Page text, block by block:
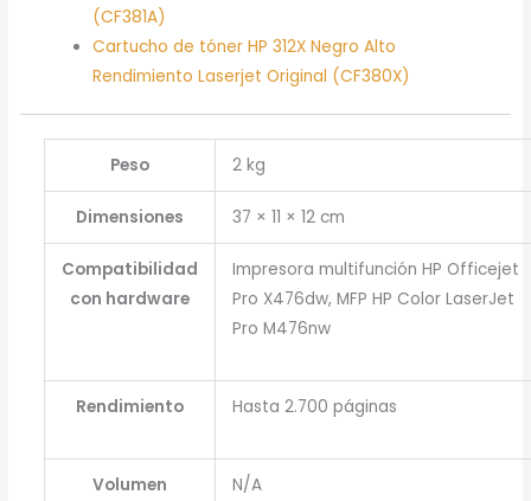
(CF381A)
Cartucho de tóner HP 312X Negro Alto
Rendimiento Laserjet Original (CF380X)
Peso 2 kg
Dimensiones 37 × 11 × 12 cm
Compatibilidad
con hardware
Impresora multifunción HP Officejet
Pro X476dw, MFP HP Color LaserJet
Pro M476nw
Rendimiento Hasta 2.700 páginas
Volumen
N/A